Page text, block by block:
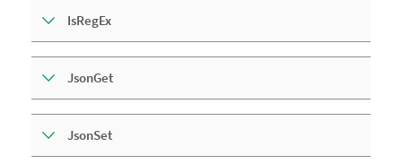
IsRegEx
JsonGet
JsonSet